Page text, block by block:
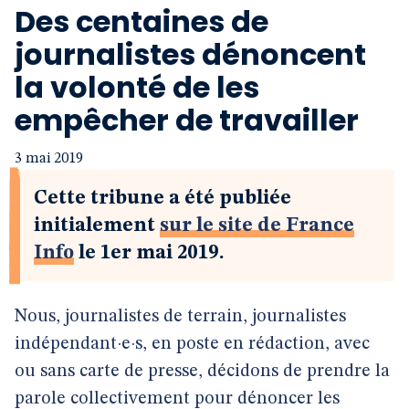
Notre revue
Boutique
Des centaines de
journalistes dénoncent
la volonté de les
empêcher de travailler
3 mai 2019
Cette tribune a été publiée
initialement sur le site de France
Info le 1er mai 2019.
Nous, journalistes de terrain, journalistes
indépendant·e·s, en poste en rédaction, avec
ou sans carte de presse, décidons de prendre la
parole collectivement pour dénoncer les